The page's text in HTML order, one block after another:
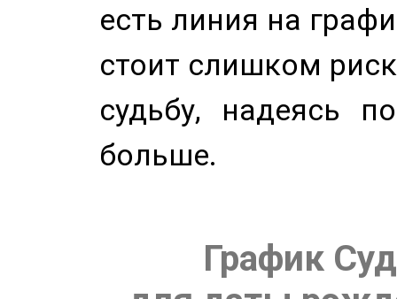
есть линия на
стоит слишком
судьбу, надеясь
больше.
График